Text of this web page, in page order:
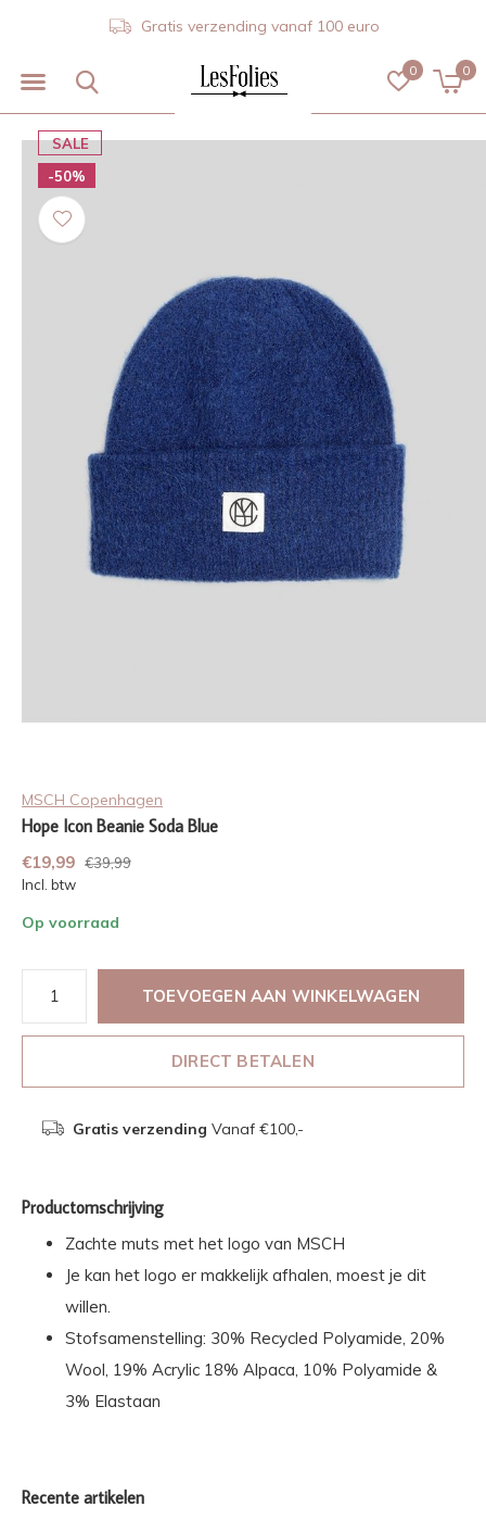
0 0
Gratis verzending vanaf 100 euro
SALE
-50%
MSCH Copenhagen
Hope Icon Beanie Soda Blue
€19,99 €39,99
Incl. btw
Op voorraad
TOEVOEGEN AAN WINKELWAGEN
DIRECT BETALEN
Gratis verzending Vanaf €100,-
Productomschrijving
Zachte muts met het logo van MSCH
Je kan het logo er makkelijk afhalen, moest je dit
willen.
Stofsamenstelling: 30% Recycled Polyamide, 20%
Wool, 19% Acrylic 18% Alpaca, 10% Polyamide &
3% Elastaan
Recente artikelen